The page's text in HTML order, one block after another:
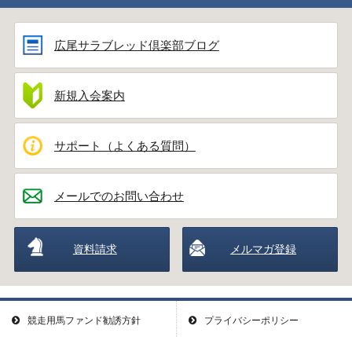
広尾サラブレッド倶楽部ブログ
新規入会案内
サポート（よくある質問）
メールでのお問い合わせ
資料請求 メルマガ登録
競走用馬ファンド勧誘方針 プライバシーポリシー